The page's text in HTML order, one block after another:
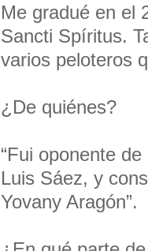
Me gradué en el
Sancti Spíritus.
varios peloteros
¿De quiénes?
“Fui oponente
Luis Sáez, y
Yovany Aragón”.